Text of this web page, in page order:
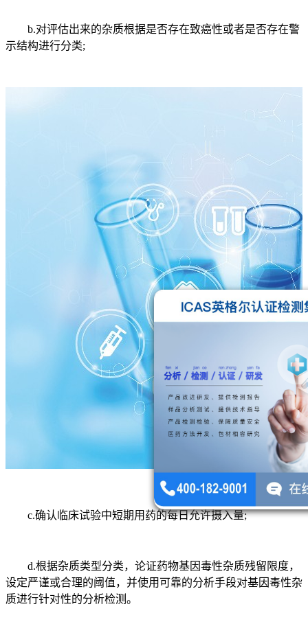
b.对评估出来的杂质根据是否存在致癌性或者是否存在警
示结构进行分类;
c.确认临床试验中短期用药的每日允许摄入量;
d.根据杂质类型分类，论证药物基因毒性杂质残留限度，
设定严谨或合理的阈值，并使用可靠的分析手段对基因毒性杂
质进行针对性的分析检测。